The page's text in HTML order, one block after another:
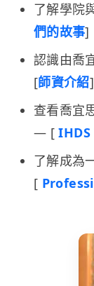
了解學院
們的故事]
認識由喬
[師資介紹]
查看喬宜
— [
了解成為
[